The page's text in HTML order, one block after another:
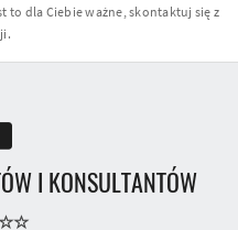
to dla Ciebie ważne, skontaktuj się z
I KONSULTANTÓW